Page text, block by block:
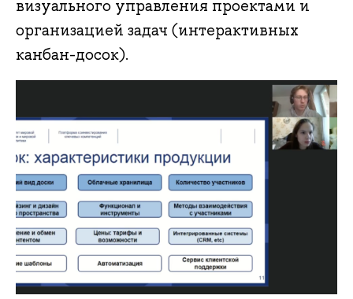
визуального управления проектами и
организацией задач (интерактивных
канбан-досок).